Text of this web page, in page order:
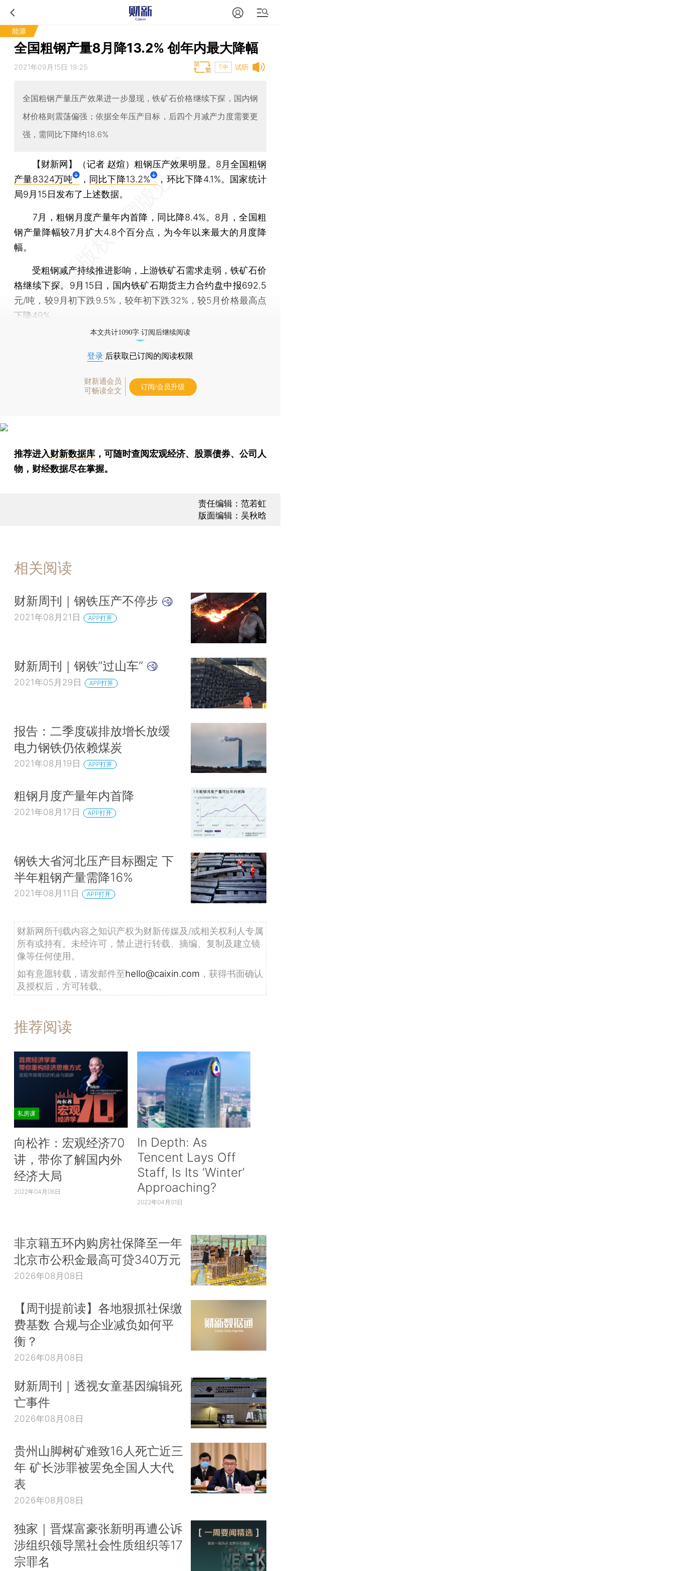
能源
全国粗钢产量8月降13.2% 创年内最大降幅
试听
2021年09月15日 19:25 T中
全国粗钢产量压产效果进一步显现，铁矿石价格继续下探，国内钢
材价格则震荡偏强；依据全年压产目标，后四个月减产力度需要更
强，需同比下降约18.6%
【财新网】（记者 赵煊）粗钢压产效果明显。 8月全国粗钢
产量8324万吨
， 同比下降13.2%
，环比下降4.1%。国家统计
局9月15日发布了上述数据。
7月，粗钢月度产量年内首降，同比降8.4%。8月，全国粗
钢产量降幅较7月扩大4.8个百分点，为今年以来最大的月度降
幅。
受粗钢减产持续推进影响，上游铁矿石需求走弱，铁矿石价
格继续下探。9月15日，国内铁矿石期货主力合约盘中报692.5
元/吨，较9月初下跌9.5%，较年初下跌32%，较5月价格最高点
下降49%。
本文共计1090字 订阅后继续阅读
登录 后获取已订阅的阅读权限
财新通会员
可畅读全文
订阅/会员升级
推荐进入财新数据库 ，可随时查阅宏观经济、股票债券、公司人
物，财经数据尽在掌握。
责任编辑：范若虹
版面编辑：吴秋晗
相关阅读
财新周刊｜钢铁压产不停步
2021年08月21日 APP打开
财新周刊｜钢铁“过山车”
2021年05月29日 APP打开
报告：二季度碳排放增长放缓
电力钢铁仍依赖煤炭
2021年08月19日 APP打开
粗钢月度产量年内首降
2021年08月17日 APP打开
钢铁大省河北压产目标圈定 下
半年粗钢产量需降16%
2021年08月11日 APP打开
财新网所刊载内容之知识产权为财新传媒及/或相关权利人专属
所有或持有。未经许可，禁止进行转载、摘编、复制及建立镜
像等任何使用。
如有意愿转载，请发邮件至hello@caixin.com ，获得书面确认
及授权后，方可转载。
推荐阅读
私房课
向松祚：宏观经济70
讲，带你了解国内外
经济大局
2022年04月06日
In Depth: As
Tencent Lays Off
Staff, Is Its ‘Winter’
Approaching?
2022年04月01日
非京籍五环内购房社保降至一年
北京市公积金最高可贷340万元
2026年08月08日
【周刊提前读】各地狠抓社保缴
费基数 合规与企业减负如何平
衡？
2026年08月08日
财新周刊｜透视女童基因编辑死
亡事件
2026年08月08日
贵州山脚树矿难致16人死亡近三
年 矿长涉罪被罢免全国人大代
表
2026年08月08日
独家｜晋煤富豪张新明再遭公诉
涉组织领导黑社会性质组织等17
宗罪名